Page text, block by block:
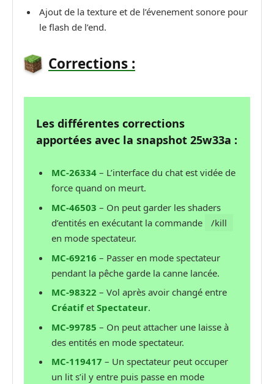
Ajout de la texture et de l’évenement sonore pour
le flash de l’end.
Corrections :
Les différentes corrections
apportées avec la snapshot 25w33a :
MC-26334 – L’interface du chat est vidée de
force quand on meurt.
MC-46503 – On peut garder les shaders
d’entités en exécutant la commande
/kill
en mode spectateur.
MC-69216 – Passer en mode spectateur
pendant la pêche garde la canne lancée.
MC-98322 – Vol après avoir changé entre
Créatifet Spectateur.
MC-99785 – On peut attacher une laisse à
des entités en mode spectateur.
MC-119417 – Un spectateur peut occuper
un lit s’il y entre puis passe en mode